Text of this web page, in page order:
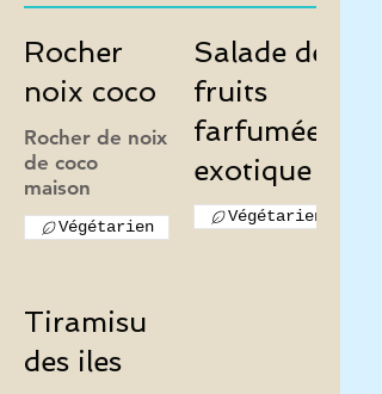
Rocher
noix coco
Rocher de noix
de coco
maison
Végétarien
Salade de
fruits
farfumées
exotique
Végétarien
Tiramisu
des iles